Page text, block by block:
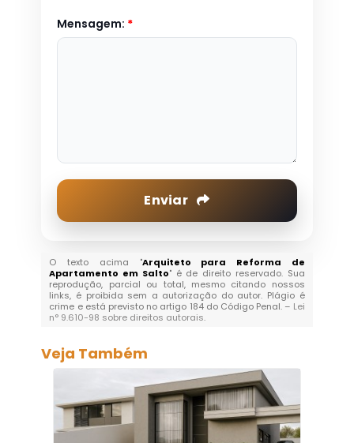
Mensagem: *
Enviar
O texto acima "Arquiteto para Reforma de
Apartamento em Salto" é de direito reservado. Sua
reprodução, parcial ou total, mesmo citando nossos
links, é proibida sem a autorização do autor. Plágio é
crime e está previsto no artigo 184 do Código Penal. – Lei
n° 9.610-98 sobre direitos autorais.
Veja Também